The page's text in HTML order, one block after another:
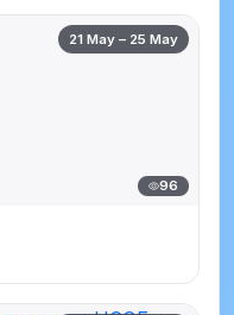
21 May – 25 May
96